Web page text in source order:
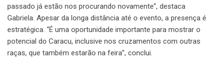
passado já estão nos procurando novamente”, destaca
Gabriela. Apesar da longa distância até o evento, a presença é
estratégica. “É uma oportunidade importante para mostrar o
potencial do Caracu, inclusive nos cruzamentos com outras
raças, que também estarão na feira”, conclui.